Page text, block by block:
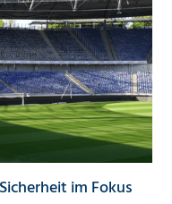
im Fokus